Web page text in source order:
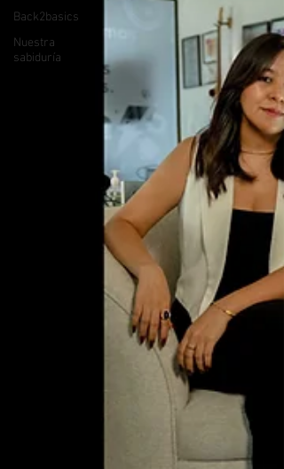
Back2basics
Nuestra
sabiduría